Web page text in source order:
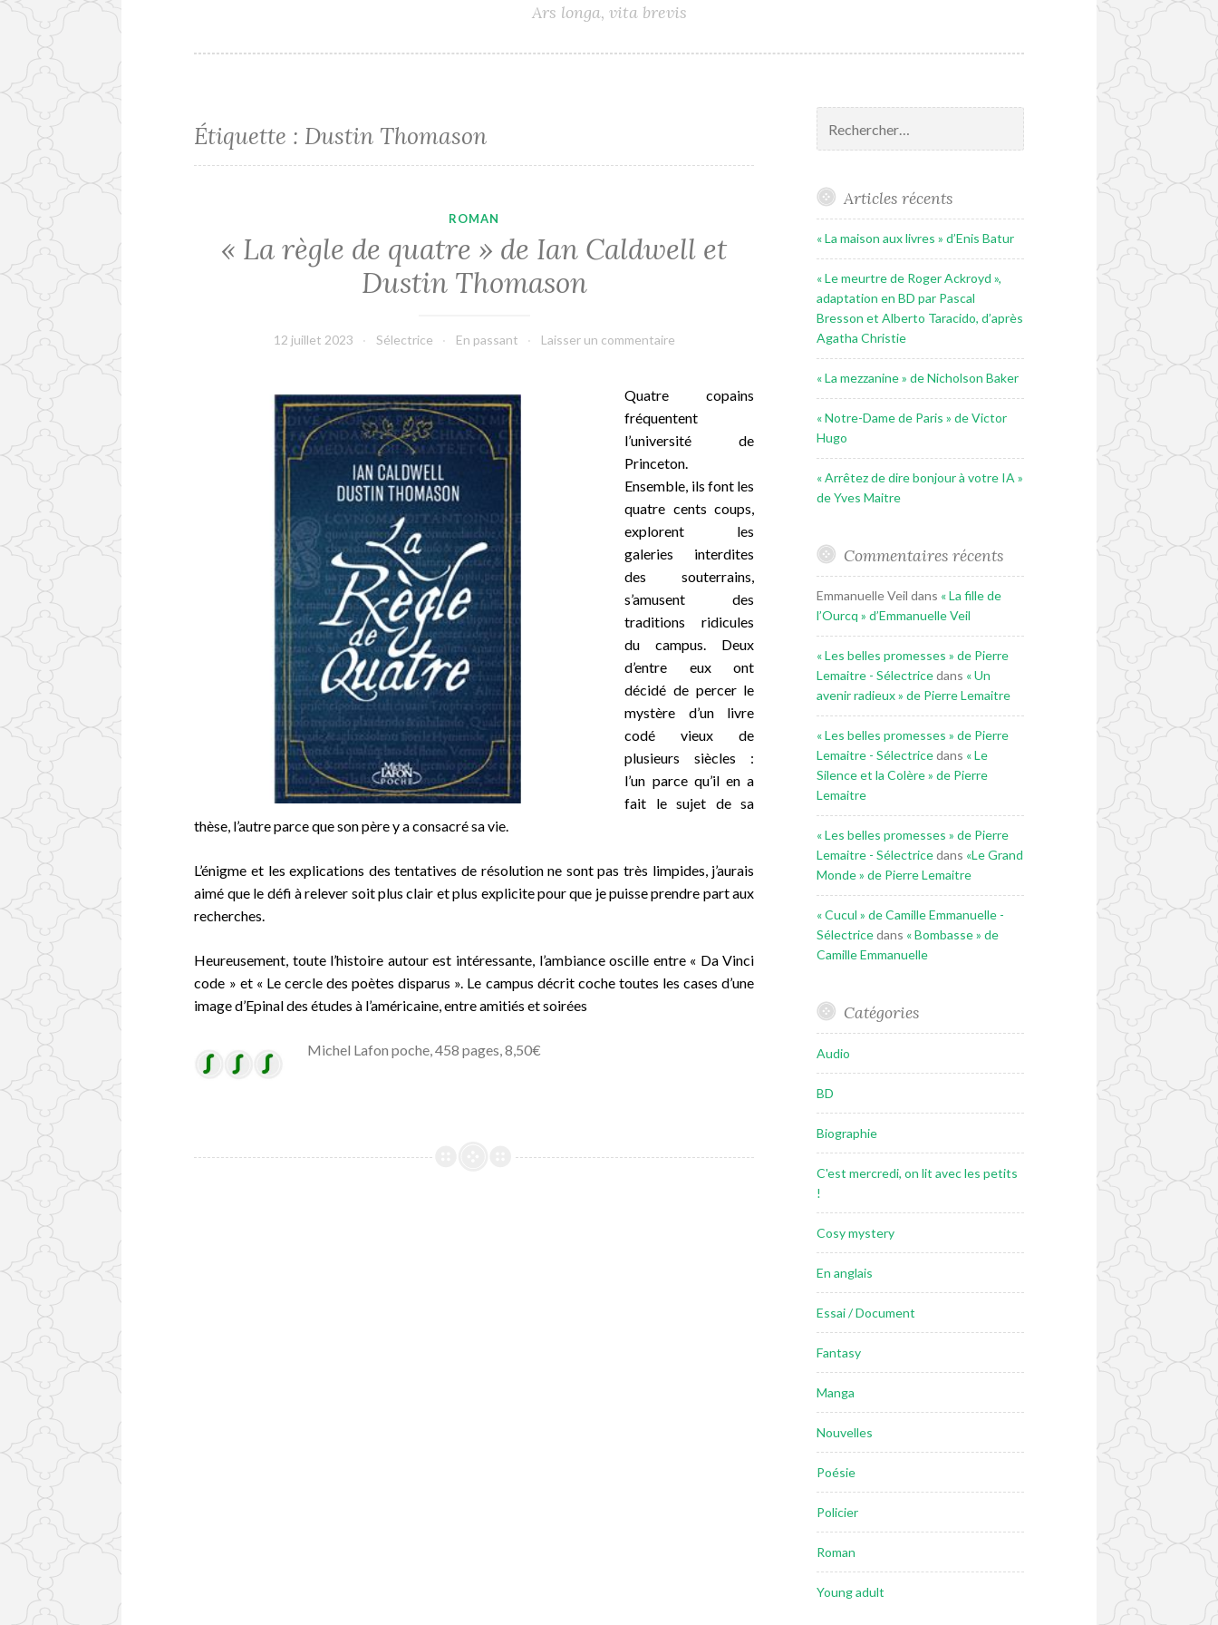
Ars longa, vita brevis
Étiquette : Dustin Thomason
ROMAN
« La règle de quatre » de Ian Caldwell et
Dustin Thomason
12 juillet 2023 Sélectrice En passant Laisser un commentaire
Quatre copains
fréquentent
l’université de
Princeton.
Ensemble, ils font les
quatre cents coups,
explorent les
galeries interdites
des souterrains,
s’amusent des
traditions ridicules
du campus. Deux
d’entre eux ont
décidé de percer le
mystère d’un livre
codé vieux de
plusieurs siècles :
l’un parce qu’il en a
fait le sujet de sa
thèse, l’autre parce que son père y a consacré sa vie.
L’énigme et les explications des tentatives de résolution ne sont pas très limpides, j’aurais
aimé que le défi à relever soit plus clair et plus explicite pour que je puisse prendre part aux
recherches.
Heureusement, toute l’histoire autour est intéressante, l’ambiance oscille entre « Da Vinci
code » et « Le cercle des poètes disparus ». Le campus décrit coche toutes les cases d’une
image d’Epinal des études à l’américaine, entre amitiés et soirées
Michel Lafon poche, 458 pages, 8,50€
Articles récents
« La maison aux livres » d’Enis Batur
« Le meurtre de Roger Ackroyd »,
adaptation en BD par Pascal
Bresson et Alberto Taracido, d’après
Agatha Christie
« La mezzanine » de Nicholson Baker
« Notre-Dame de Paris » de Victor
Hugo
« Arrêtez de dire bonjour à votre IA »
de Yves Maitre
Commentaires récents
Emmanuelle Veil dans « La fille de
l’Ourcq » d’Emmanuelle Veil
« Les belles promesses » de Pierre
Lemaitre - Sélectricedans « Un
avenir radieux » de Pierre Lemaitre
« Les belles promesses » de Pierre
Lemaitre - Sélectricedans « Le
Silence et la Colère » de Pierre
Lemaitre
« Les belles promesses » de Pierre
Lemaitre - Sélectricedans «Le Grand
Monde » de Pierre Lemaitre
« Cucul » de Camille Emmanuelle -
Sélectricedans « Bombasse » de
Camille Emmanuelle
Catégories
Audio
BD
Biographie
C'est mercredi, on lit avec les petits
!
Cosy mystery
En anglais
Essai / Document
Fantasy
Manga
Nouvelles
Poésie
Policier
Roman
Young adult